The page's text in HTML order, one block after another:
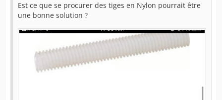
Est ce que se procurer des tiges en Nylon pourrait être
une bonne solution ?